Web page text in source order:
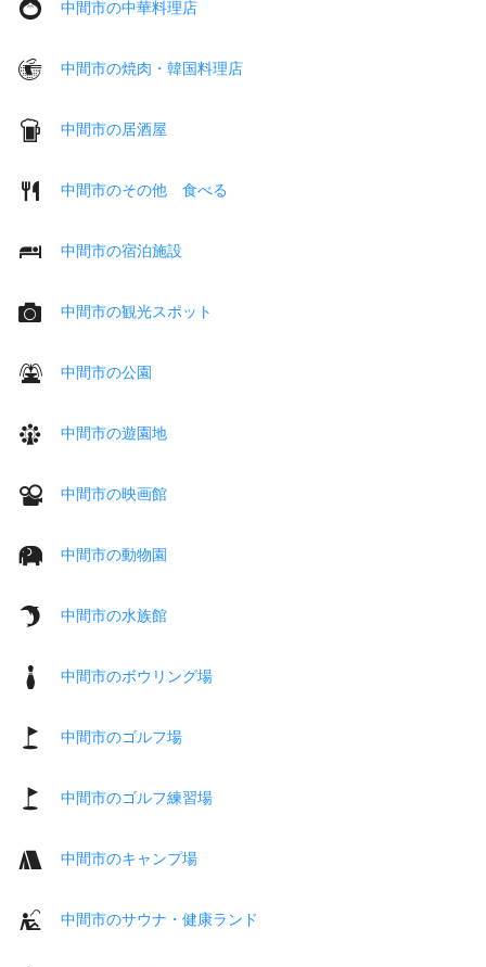
中間市の中華料理店
中間市の焼肉・韓国料理店
中間市の居酒屋
中間市のその他 食べる
中間市の宿泊施設
中間市の観光スポット
中間市の公園
中間市の遊園地
中間市の映画館
中間市の動物園
中間市の水族館
中間市のボウリング場
中間市のゴルフ場
中間市のゴルフ練習場
中間市のキャンプ場
中間市のサウナ・健康ランド